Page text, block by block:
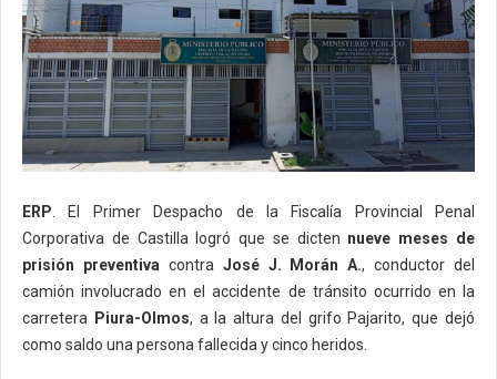
ERP. El Primer Despacho de la Fiscalía Provincial Penal
Corporativa de Castilla logró que se dicten nueve meses de
prisión preventivacontra José J. Morán A., conductor del
camión involucrado en el accidente de tránsito ocurrido en la
carretera Piura-Olmos, a la altura del grifo Pajarito, que dejó
como saldo una persona fallecida y cinco heridos.